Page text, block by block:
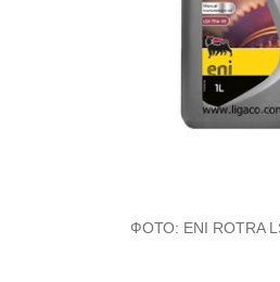
ФОТО: ENI ROTRA